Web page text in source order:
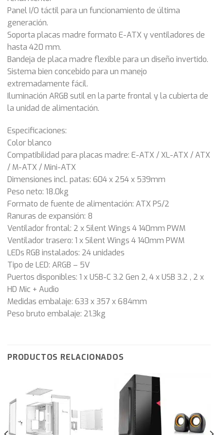
Panel I/O táctil para un funcionamiento de última
generación.
Soporta placas madre formato E-ATX y ventiladores de
hasta 420 mm.
Bandeja de placa madre flexible para un diseño invertido.
Sistema bien concebido para un manejo
extremadamente fácil.
Iluminación ARGB sutil en la parte frontal y la cubierta de
la unidad de alimentación.
Especificaciones:
Color blanco
Compatibilidad para placas madre: E-ATX / XL-ATX / ATX
/ M-ATX / Mini-ATX
Dimensiones incl. patas: 604 x 254 x 539mm
Peso neto: 18.0kg
Formato de fuente de alimentación: ATX PS/2
Ranuras de expansión: 8
Ventilador frontal: 2 x Silent Wings 4 140mm PWM
Ventilador trasero: 1 x Silent Wings 4 140mm PWM
LEDs RGB instalados: 24 unidades
Tipo de LED: ARGB – 5V
Puertos disponibles: 1 x USB-C 3.2 Gen 2, 4 x USB 3.2 , 2 x
HD Mic + Audio
Medidas embalaje: 633 x 357 x 684mm
Peso bruto embalaje: 21.3kg
PRODUCTOS RELACIONADOS